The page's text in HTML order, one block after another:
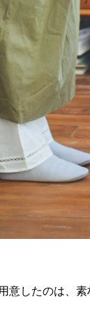
意したのは、素